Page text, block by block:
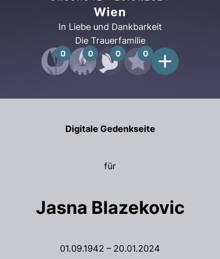
Wien
In Liebe und Dankbarkeit
Die Trauerfamilie
0 0 0 0
Digitale Gedenkseite
für
Jasna Blazekovic
01.09.1942 – 20.01.2024